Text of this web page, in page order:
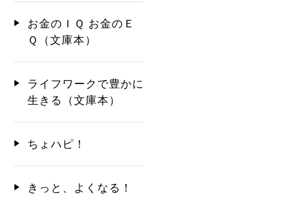
お金のＩＱ お金のＥ
Ｑ（文庫本）
ライフワークで豊かに
生きる（文庫本）
ちょハピ！
きっと、よくなる！